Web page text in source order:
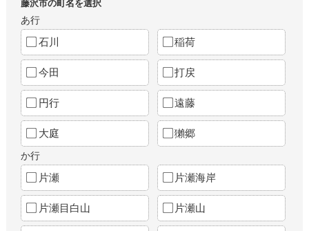
藤沢市の町名を選択
あ行
石川 稲荷
今田 打戻
円行 遠藤
大庭 獺郷
か行
片瀬 片瀬海岸
片瀬目白山 片瀬山